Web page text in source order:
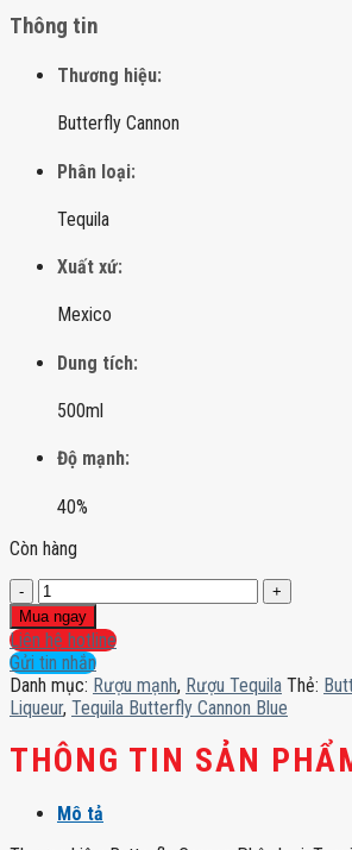
Thông tin
Thương hiệu:
Butterfly Cannon
Phân loại:
Tequila
Xuất xứ:
Mexico
Dung tích:
500ml
Độ mạnh:
40%
Còn hàng
Tequila
Butterfly
Cannon
Blue
số
lượng
Mua ngay
Liên hệ hotline
Gửi tin nhắn
Danh mục: Rượu mạnh, Rượu Tequila Thẻ:
Liqueur, Tequila Butterfly Cannon Blue
THÔNG TIN SẢN
Mô tả